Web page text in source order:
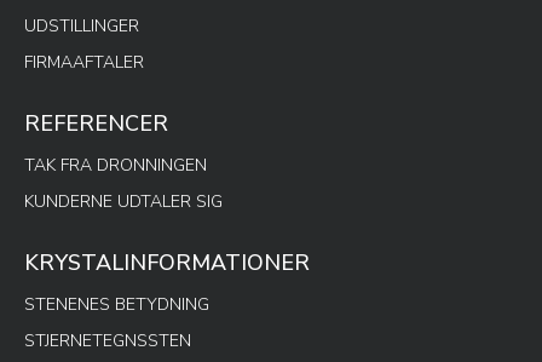
UDSTILLINGER
FIRMAAFTALER
REFERENCER
TAK FRA DRONNINGEN
KUNDERNE UDTALER SIG
KRYSTALINFORMATIONER
STENENES BETYDNING
STJERNETEGNSSTEN